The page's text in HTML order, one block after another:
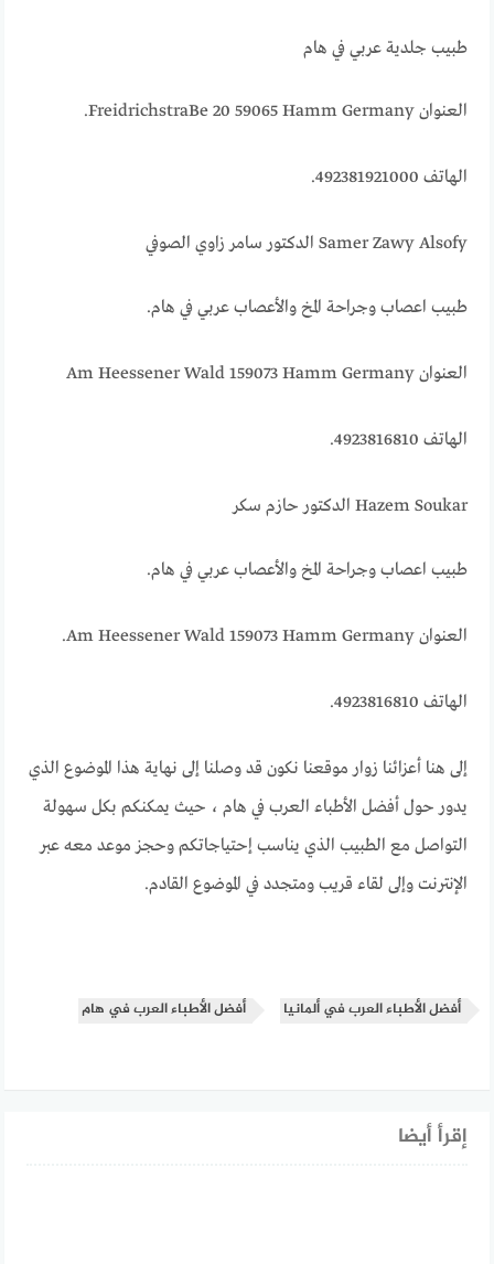
طبيب جلدية عربي في هام
العنوان FreidrichstraBe 20 59065 Hamm Germany.
الهاتف 492381921000.
Samer Zawy Alsofy الدكتور سامر زاوي الصوفي
طبيب اعصاب وجراحة المخ والأعصاب عربي في هام.
العنوان Am Heessener Wald 159073 Hamm Germany
الهاتف 4923816810.
Hazem Soukar الدكتور حازم سكر
طبيب اعصاب وجراحة المخ والأعصاب عربي في هام.
العنوان Am Heessener Wald 159073 Hamm Germany.
الهاتف 4923816810.
إلى هنا أعزائنا زوار موقعنا نكون قد وصلنا إلى نهاية هذا الموضوع الذي
يدور حول أفضل الأطباء العرب في هام ، حيث يمكنكم بكل سهولة
التواصل مع الطبيب الذي يناسب إحتياجاتكم وحجز موعد معه عبر
الإنترنت وإلى لقاء قريب ومتجدد في الموضوع القادم.
أفضل الأطباء العرب في ألمانيا أفضل الأطباء العرب في هام
إقرأ أيضا